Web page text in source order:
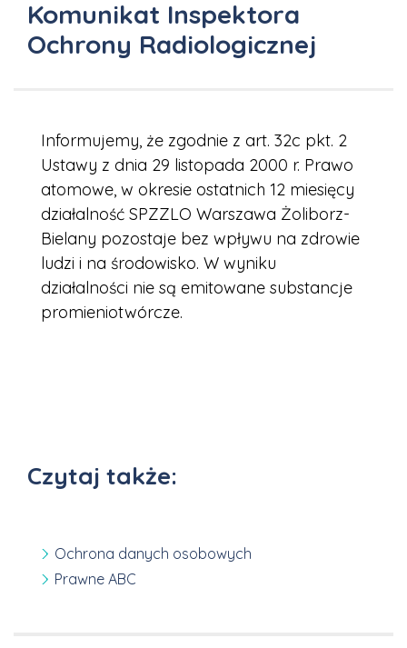
Komunikat Inspektora
Ochrony Radiologicznej
Informujemy, że zgodnie z art. 32c pkt. 2
Ustawy z dnia 29 listopada 2000 r. Prawo
atomowe, w okresie ostatnich 12 miesięcy
działalność SPZZLO Warszawa Żoliborz-
Bielany pozostaje bez wpływu na zdrowie
ludzi i na środowisko. W wyniku
działalności nie są emitowane substancje
promieniotwórcze.
Czytaj także:
Ochrona danych osobowych
Prawne ABC